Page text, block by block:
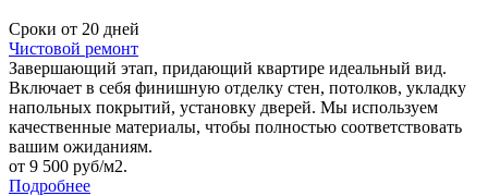
Сроки от 20 дней
Чистовой ремонт
Завершающий этап, придающий квартире идеальный вид.
Включает в себя финишную отделку стен, потолков, укладку
напольных покрытий, установку дверей. Мы используем
качественные материалы, чтобы полностью соответствовать
вашим ожиданиям.
от 9 500 руб/м2.
Подробнее